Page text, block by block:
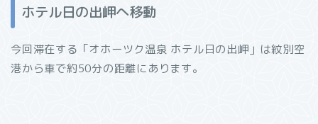
ホテル日の出岬へ移動
今回滞在する「オホーツク温泉 ホテル日の出岬」は紋別空
港から車で約50分の距離にあります。